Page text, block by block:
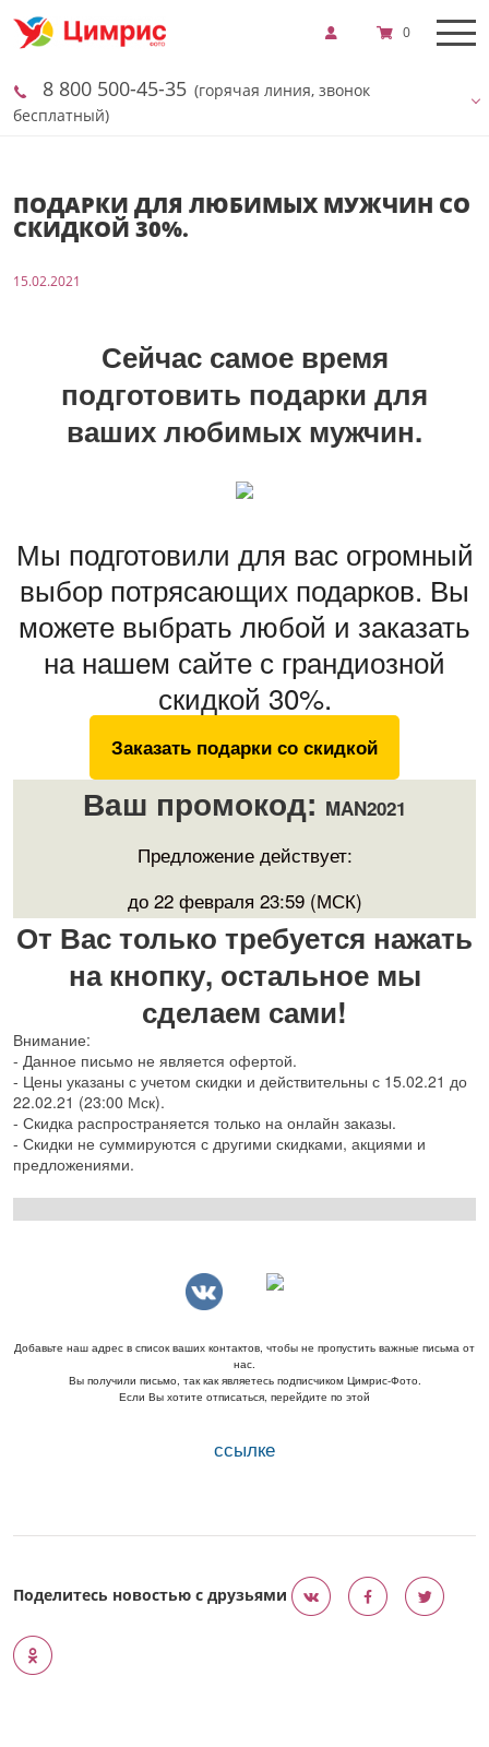
8 800 500-45-35 (горячая линия, звонок
бесплатный)
0
ПОДАРКИ ДЛЯ ЛЮБИМЫХ МУЖЧИН СО
СКИДКОЙ 30%.
15.02.2021
Сейчас самое время
подготовить подарки для
ваших любимых мужчин.
Мы подготовили для вас огромный
выбор потрясающих подарков. Вы
можете выбрать любой и заказать
на нашем сайте с грандиозной
скидкой 30%.
Заказать подарки со скидкой
Ваш промокод: MAN2021
Предложение действует:
до 22 февраля 23:59 (МСК)
От Вас только требуется нажать
на кнопку, остальное мы
сделаем сами!
Внимание:
- Данное письмо не является офертой.
- Цены указаны с учетом скидки и действительны с 15.02.21 до
22.02.21 (23:00 Мск).
- Скидка распространяется только на онлайн заказы.
- Скидки не суммируются с другими скидками, акциями и
предложениями.
Добавьте наш адрес в список ваших контактов, чтобы не пропустить важные письма от
нас.
Вы получили письмо, так как являетесь подписчиком Цимрис-Фото.
Если Вы хотите отписаться, перейдите по этой
ссылке
Поделитесь новостью с друзьями